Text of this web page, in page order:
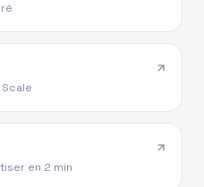
en 2 min